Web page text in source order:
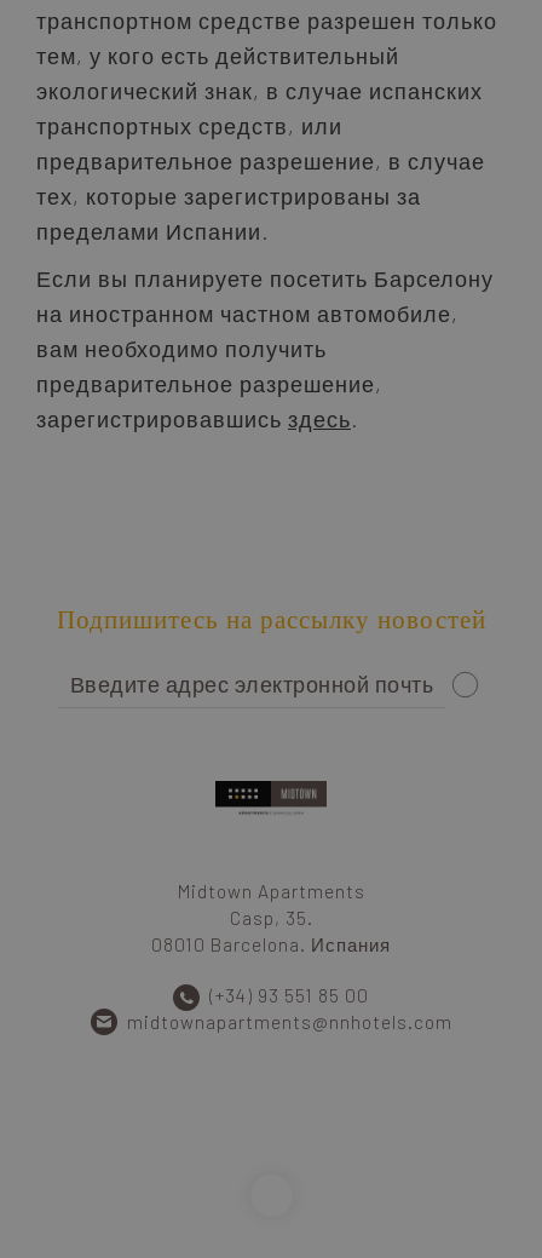
транспортном средстве разрешен только
тем, у кого есть действительный
экологический знак, в случае испанских
транспортных средств, или
предварительное разрешение, в случае
тех, которые зарегистрированы за
пределами Испании.
Если вы планируете посетить Барселону
на иностранном частном автомобиле,
вам необходимо получить
предварительное разрешение,
зарегистрировавшись здесь.
Подпишитесь на рассылку новостей
Midtown Apartments
Casp, 35.
08010 Barcelona. Испания
(+34) 93 551 85 00
midtownapartments@nnhotels.com